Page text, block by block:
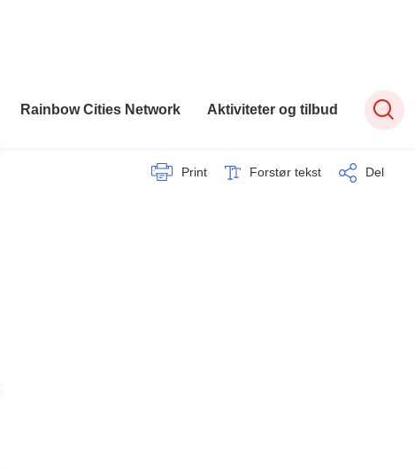
Rainbow Cities Network Aktiviteter og tilbud
Print Forstør tekst Del